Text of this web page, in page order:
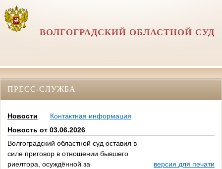
ВОЛГОГРАДСКИЙ ОБЛАСТНОЙ СУД
ПРЕСС-СЛУЖБА
Новости
Контактная информация
Новость от 03.06.2026
Волгоградский областной суд оставил в
силе приговор в отношении бывшего
риелтора, осуждённой за
версия для печати